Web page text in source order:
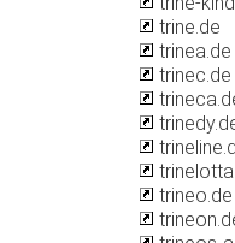
trine.de
trinea.de
trinec.de
trineo.de